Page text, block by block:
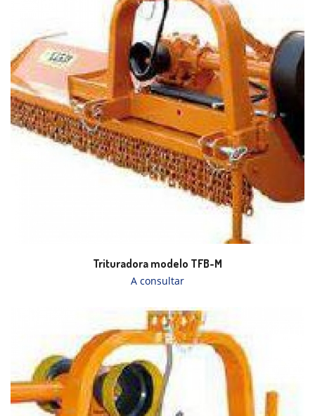
Trituradora modelo TFB-M
A consultar